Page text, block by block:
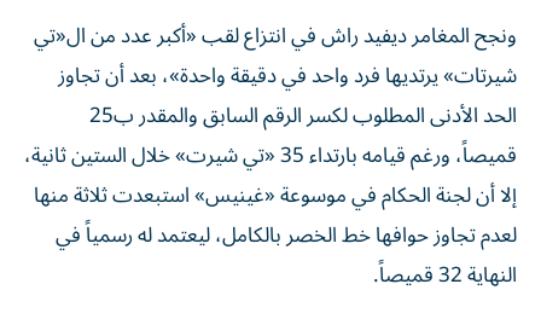
ونجح المغامر ديفيد راش في انتزاع لقب «أكبر عدد من ال«تي
شيرتات» يرتديها فرد واحد في دقيقة واحدة»، بعد أن تجاوز
الحد الأدنى المطلوب لكسر الرقم السابق والمقدر ب25
قميصاً، ورغم قيامه بارتداء 35 «تي شيرت» خلال الستين ثانية،
إلا أن لجنة الحكام في موسوعة «غينيس» استبعدت ثلاثة منها
لعدم تجاوز حوافها خط الخصر بالكامل، ليعتمد له رسمياً في
النهاية 32 قميصاً.